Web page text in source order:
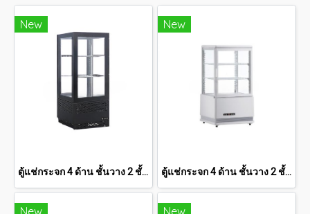
New
ตู้แช่กระจก 4 ด้าน ชั้นวาง 2 ชั้น SANDEN 2.8 คิว SAG-0803
New
ตู้แช่กระจก 4 ด้าน ชั้นวาง 2 ชั้น SANDEN 2.1 คิว SAG-0585C
New New